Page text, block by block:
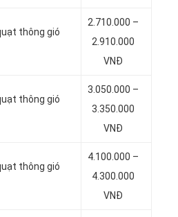
thông gió
2.710.000 –
2.910.000
VNĐ
thông gió
3.050.000 –
3.350.000
VNĐ
thông gió
4.100.000 –
4.300.000
VNĐ